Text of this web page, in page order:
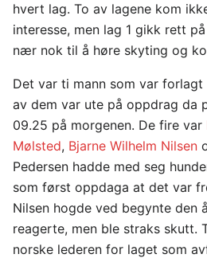
hvert lag. To av lagene kom
interesse, men lag 1 gikk rett
nær nok til å høre skyting og
Det var ti mann som var forlagt
av dem var ute på oppdrag da
09.25 på morgenen. De fire var
Mølsted, Bjarne Wilhelm Nilsen
Pedersen hadde med seg
som først oppdaga at det var
Nilsen hogde ved begynte den
reagerte, men ble straks skutt.
norske lederen for laget som